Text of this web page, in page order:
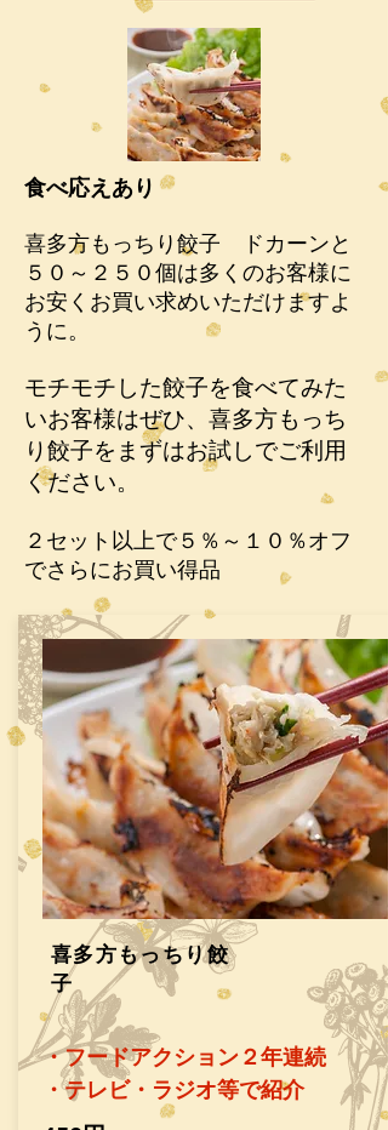
食べ応えあり
喜多方もっちり餃子 ドカーンと
５０～２５０個は多くのお客様に
お安くお買い求めいただけますよ
うに。
モチモチした餃子を食べてみた
いお客様はぜひ、喜多方もっち
り餃子をまずはお試しでご利用
ください。
２セット以上で５％～１０％オフ
でさらにお買い得品
​喜多方もっちり餃
子
・フードアクション２年連続
​・テレビ・ラジオ等で紹介